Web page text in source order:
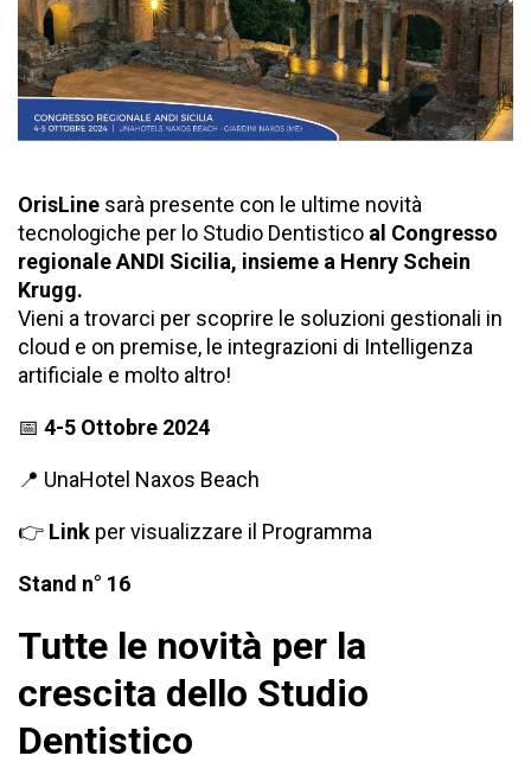
OrisLine sarà presente con le ultime novità
tecnologiche per lo Studio Dentistico al Congresso
regionale ANDI Sicilia, insieme a Henry Schein
Krugg.
Vieni a trovarci per scoprire le soluzioni gestionali in
cloud e on premise, le integrazioni di Intelligenza
artificiale e molto altro!
📅 4-5 Ottobre 2024
📍 UnaHotel Naxos Beach
👉 Link per visualizzare il Programma
Stand n° 16
Tutte le novità per la
crescita dello Studio
Dentistico